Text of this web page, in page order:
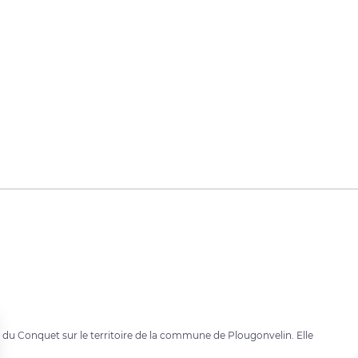
Conquet sur le territoire de la commune de Plougonvelin. Elle